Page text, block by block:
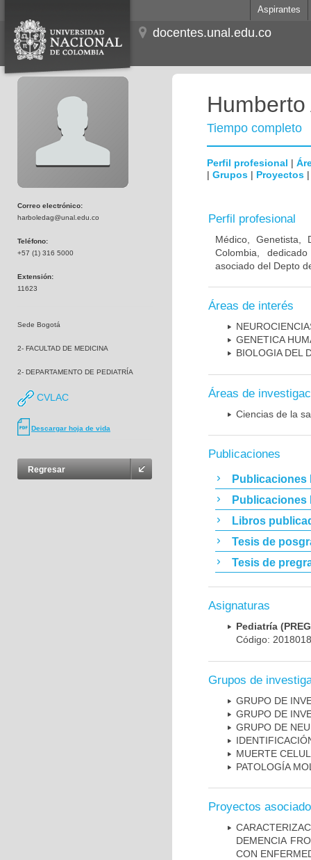
Aspirantes
docentes.unal.edu.co
Correo electrónico:
harboledag@unal.edu.co
Teléfono:
+57 (1) 316 5000
Extensión:
11623
Sede Bogotá
2- FACULTAD DE MEDICINA
2- DEPARTAMENTO DE PEDIATRÍA
CVLAC
Descargar hoja de vida
Regresar
Tiempo completo
Perfil profesional |
| Grupos | Proyectos
Perfil profesional
Médico, Genetista,
Colombia,
asociado del Depto
Áreas de interés
GENETICA
BIOLOGIA DEL
Áreas de
Ciencias de la
Publicaciones
Publicaciones
Publicaciones
Libros
Tesis de
Tesis de
Asignaturas
Pediatría
Código:
Grupos de
GRUPO DE
GRUPO DE
GRUPO DE
MUERTE
PATOLOGÍA
Proyectos
DEMENCIA
CON